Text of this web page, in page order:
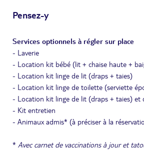
Pensez-y
Services optionnels à régler sur place
- Laverie
- Location kit bébé (lit + chaise haute +
- Location kit linge de lit (draps + taies)
- Location kit linge de toilette (serviette
- Location kit linge de lit (draps + taies) et
- Kit entretien
- Animaux admis* (à préciser à la
* Avec carnet de vaccinations à jour et